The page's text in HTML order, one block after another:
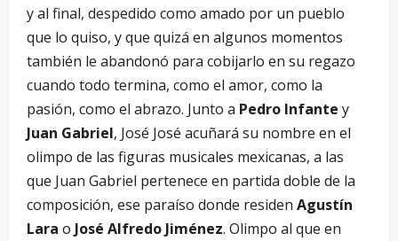
y al final, despedido como amado por un pueblo
que lo quiso, y que quizá en algunos momentos
también le abandonó para cobijarlo en su regazo
cuando todo termina, como el amor, como la
pasión, como el abrazo. Junto a Pedro Infante y
Juan Gabriel, José José acuñará su nombre en el
olimpo de las figuras musicales mexicanas, a las
que Juan Gabriel pertenece en partida doble de la
composición, ese paraíso donde residen Agustín
Lara o José Alfredo Jiménez. Olimpo al que en